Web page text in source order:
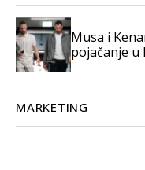
Musa i
pojačanje u
MARKETING